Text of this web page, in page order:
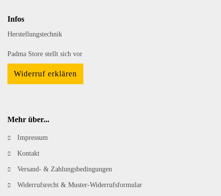
Infos
Herstellungstechnik
Padma Store stellt sich vor
Widerruf erklären
Mehr über...
Impressum
Kontakt
Versand- & Zahlungsbedingungen
Widerrufsrecht & Muster-Widerrufsformular